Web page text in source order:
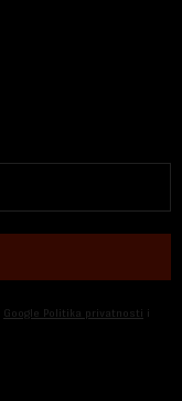
Google Politika privatnosti i